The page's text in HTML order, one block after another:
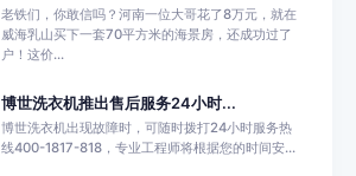
老铁们，你敢信吗？河南一位大哥花了8万元，就在
威海乳山买下一套70平方米的海景房，还成功过了
户！这价...
博世洗衣机推出售后服务24小时...
博世洗衣机出现故障时，可随时拨打24小时服务热
线400-1817-818，专业工程师将根据您的时间安...